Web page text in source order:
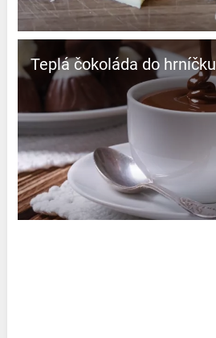
Teplá čokoláda do hrníčku